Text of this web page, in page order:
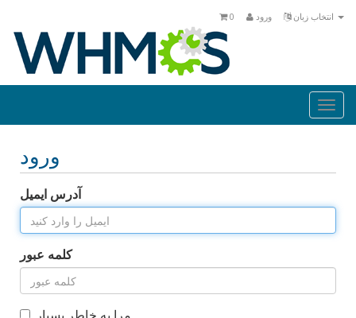
ورود 0
ورود
آدرس ایمیل
کلمه عبور